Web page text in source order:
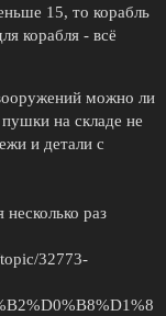
15, то корабль
корабля - всё
можно ли
на складе не
и детали с
раз
32773-